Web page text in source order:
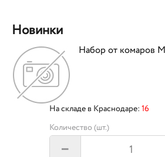
Новинки
Набор от
На складе в Краснодаре: 16
Количество (шт.)
–